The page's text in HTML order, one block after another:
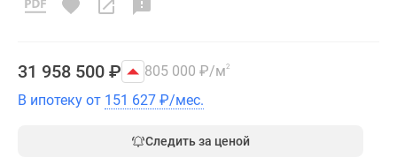
31 958 500 ₽ 805 000 ₽/м2
В ипотеку от 151 627 ₽/мес.
Следить за ценой